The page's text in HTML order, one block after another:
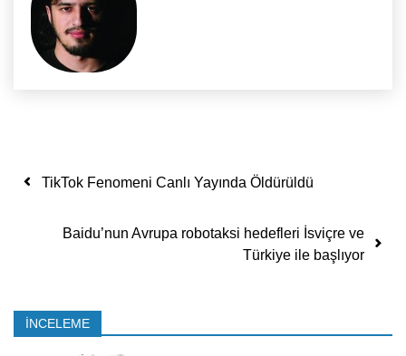
Yazı dolaşımı
TikTok Fenomeni Canlı Yayında Öldürüldü
Baidu’nun Avrupa robotaksi hedefleri İsviçre ve
Türkiye ile başlıyor
İNCELEME